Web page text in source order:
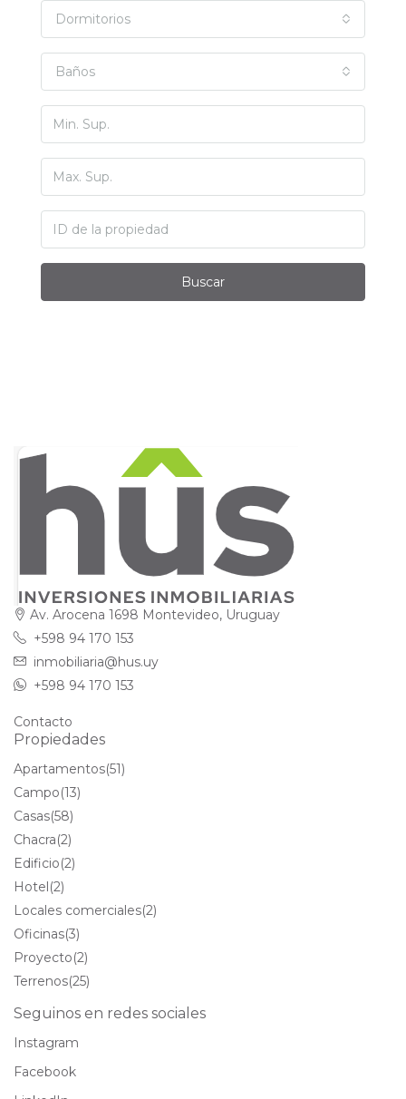
Dormitorios
Baños
Buscar
Av. Arocena 1698 Montevideo, Uruguay
+598 94 170 153
inmobiliaria@hus.uy
+598 94 170 153
Contacto
Propiedades
Apartamentos(51)
Campo(13)
Casas(58)
Chacra(2)
Edificio(2)
Hotel(2)
Locales comerciales(2)
Oficinas(3)
Proyecto(2)
Terrenos(25)
Seguinos en redes sociales
Instagram
Facebook